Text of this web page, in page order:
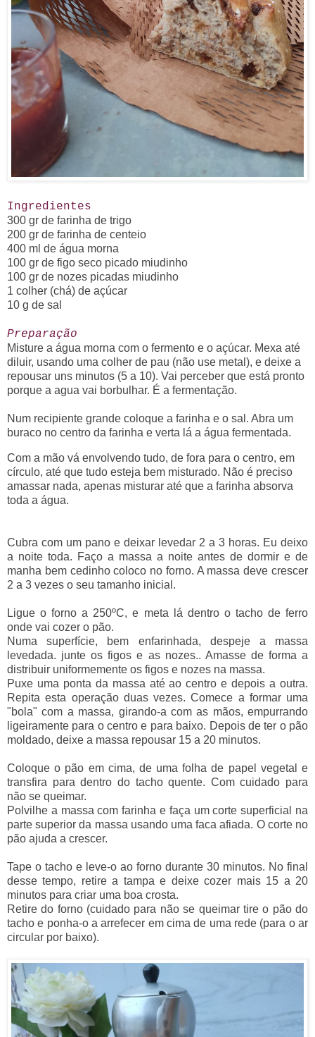
Ingredientes
300 gr de farinha de trigo
200 gr de farinha de centeio
400 ml de água morna
100 gr de figo seco picado miudinho
100 gr de nozes picadas miudinho
1 colher (chá) de açúcar
10 g de sal
Preparação
Misture a água morna com o fermento e o açúcar. Mexa até
diluir, usando uma colher de pau (não use metal), e deixe a
repousar uns minutos (5 a 10). Vai perceber que está pronto
porque a agua vai borbulhar. É a fermentação.
Num recipiente grande coloque a farinha e o sal. Abra um
buraco no centro da farinha e verta lá a água fermentada.
Com a mão vá envolvendo tudo, de fora para o centro, em
círculo, até que tudo esteja bem misturado. Não é preciso
amassar nada, apenas misturar até que a farinha absorva
toda a água.
Cubra com um pano e deixar levedar 2 a 3 horas. Eu deixo
a noite toda. Faço a massa a noite antes de dormir e de
manha bem cedinho coloco no forno. A massa deve crescer
2 a 3 vezes o seu tamanho inicial.
Ligue o forno a 250ºC, e meta lá dentro o tacho de ferro
onde vai cozer o pão.
Numa superfície, bem enfarinhada, despeje a massa
levedada. junte os figos e as nozes.. Amasse de forma a
distribuir uniformemente os figos e nozes na massa.
Puxe uma ponta da massa até ao centro e depois a outra.
Repita esta operação duas vezes. Comece a formar uma
"bola" com a massa, girando-a com as mãos, empurrando
ligeiramente para o centro e para baixo. Depois de ter o pão
moldado, deixe a massa repousar 15 a 20 minutos.
Coloque o pão em cima, de uma folha de papel vegetal e
transfira para dentro do tacho quente. Com cuidado para
não se queimar.
Polvilhe a massa com farinha e faça um corte superficial na
parte superior da massa usando uma faca afiada. O corte no
pão ajuda a crescer.
Tape o tacho e leve-o ao forno durante 30 minutos. No final
desse tempo, retire a tampa e deixe cozer mais 15 a 20
minutos para criar uma boa crosta.
Retire do forno (cuidado para não se queimar tire o pão do
tacho e ponha-o a arrefecer em cima de uma rede (para o ar
circular por baixo).